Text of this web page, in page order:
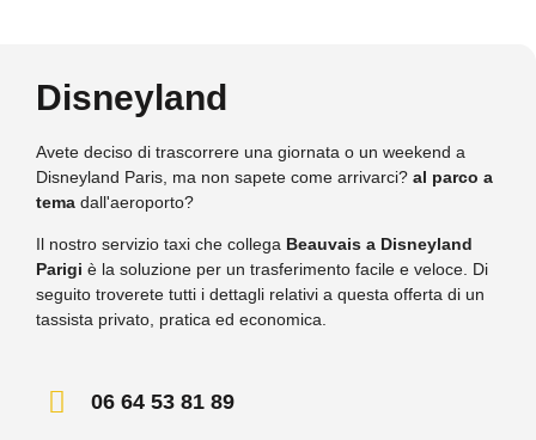
Disneyland
Avete deciso di trascorrere una giornata o un weekend a
Disneyland Paris, ma non sapete come arrivarci? al parco a
tema dall'aeroporto?
Il nostro servizio taxi che collega Beauvais a Disneyland
Parigi è la soluzione per un trasferimento facile e veloce. Di
seguito troverete tutti i dettagli relativi a questa offerta di un
tassista privato, pratica ed economica.
06 64 53 81 89